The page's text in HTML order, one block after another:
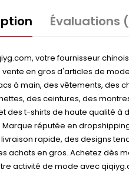
Évaluations
votre fournisseur
en gros d'articles de
à main, des vêtements, des
des ceintures, des
des t-shirts de haute qualité à
réputée en
rapide, des designs
achats en gros. Achetez dès
activité de mode avec